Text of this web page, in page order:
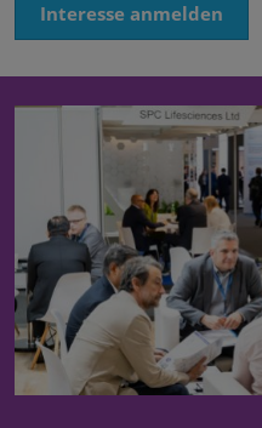
Interesse anmelden